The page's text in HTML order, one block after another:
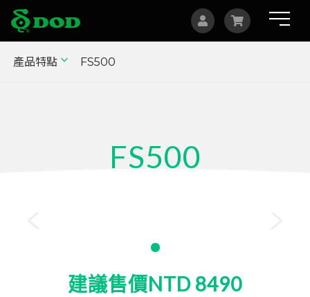
Bosnia and Herzegovina
產品特點 FS500
FS500
建議售價NTD 8490